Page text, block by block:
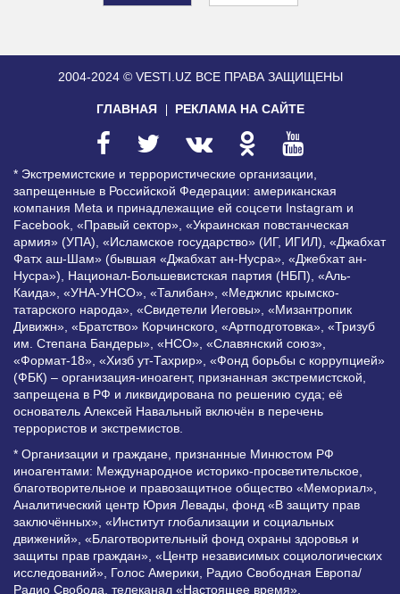
2004-2024 © VESTI.UZ ВСЕ ПРАВА ЗАЩИЩЕНЫ
ГЛАВНАЯ РЕКЛАМА НА САЙТЕ
* Экстремистские и террористические организации,
запрещенные в Российской Федерации: американская
компания Meta и принадлежащие ей соцсети Instagram и
Facebook, «Правый сектор», «Украинская повстанческая
армия» (УПА), «Исламское государство» (ИГ, ИГИЛ), «Джабхат
Фатх аш-Шам» (бывшая «Джабхат ан-Нусра», «Джебхат ан-
Нусра»), Национал-Большевистская партия (НБП), «Аль-
Каида», «УНА-УНСО», «Талибан», «Меджлис крымско-
татарского народа», «Свидетели Иеговы», «Мизантропик
Дивижн», «Братство» Корчинского, «Артподготовка», «Тризуб
им. Степана Бандеры», «НСО», «Славянский союз»,
«Формат-18», «Хизб ут-Тахрир», «Фонд борьбы с коррупцией»
(ФБК) – организация-иноагент, признанная экстремистской,
запрещена в РФ и ликвидирована по решению суда; её
основатель Алексей Навальный включён в перечень
террористов и экстремистов.
* Организации и граждане, признанные Минюстом РФ
иноагентами: Международное историко-просветительское,
благотворительное и правозащитное общество «Мемориал»,
Аналитический центр Юрия Левады, фонд «В защиту прав
заключённых», «Институт глобализации и социальных
движений», «Благотворительный фонд охраны здоровья и
защиты прав граждан», «Центр независимых социологических
исследований», Голос Америки, Радио Свободная Европа/
Радио Свобода, телеканал «Настоящее время»,